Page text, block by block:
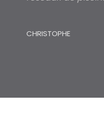
CHRISTOPHE